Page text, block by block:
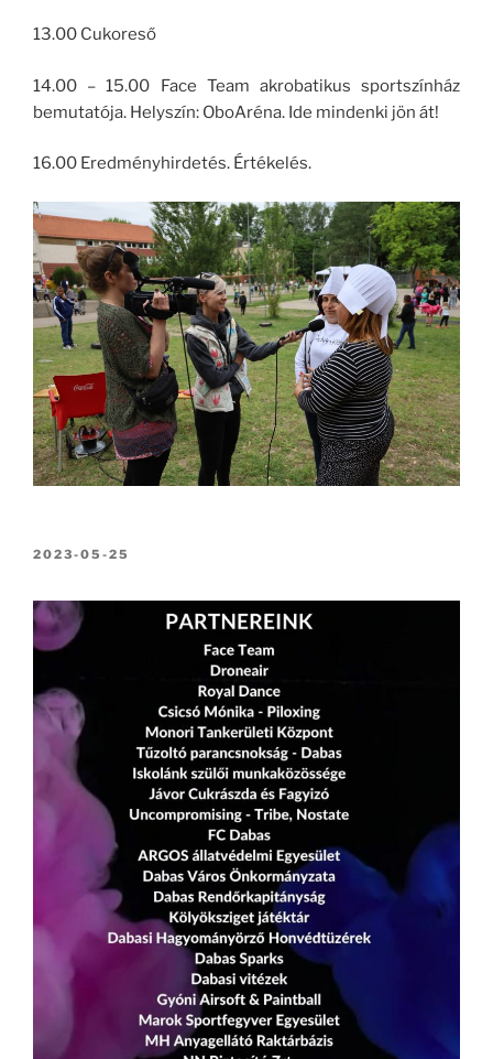
13.00 Cukoreső
14.00 – 15.00 Face Team akrobatikus sportszínház
bemutatója. Helyszín: OboAréna. Ide mindenki jön át!
16.00 Eredményhirdetés. Értékelés.
BEKÜLDVE:
2023-05-25